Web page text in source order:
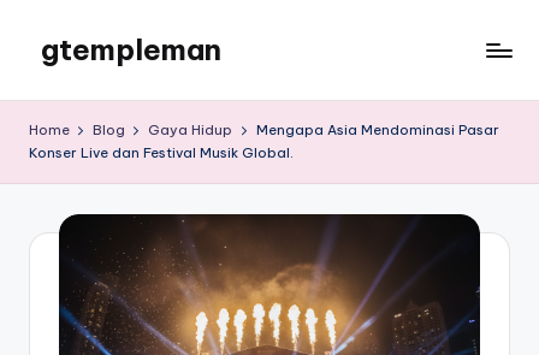
content
gtempleman
Home Blog Gaya Hidup
Mengapa Asia Mendominasi Pasar
Konser Live dan Festival Musik Global.